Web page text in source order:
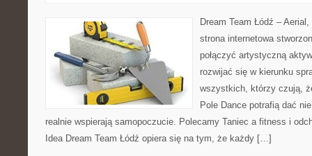
Dream Team Łódź –
strona internetowa
połączyć artystyczną
rozwijać się w kierunku
wszystkich, którzy czują,
Pole Dance potrafią dać
realnie wspierają samopoczucie. Polecamy Taniec a fitness i
Idea Dream Team Łódź opiera się na tym, że każdy […]